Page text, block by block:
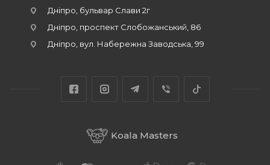
Дніпро, бульвар Слави 2г
Дніпро, проспект Слобожанський, 86
Дніпро, вул. Набережна Заводська, 99
Koala Masters